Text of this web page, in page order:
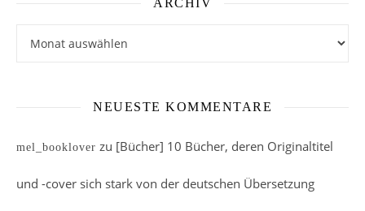
ARCHIV
NEUESTE KOMMENTARE
mel_booklover zu [Bücher] 10 Bücher, deren Originaltitel
und -cover sich stark von der deutschen Übersetzung